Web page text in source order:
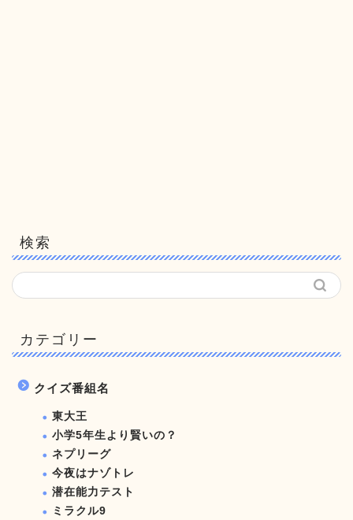
検索
カテゴリー
クイズ番組名
東大王
小学5年生より賢いの？
ネプリーグ
今夜はナゾトレ
潜在能力テスト
ミラクル9